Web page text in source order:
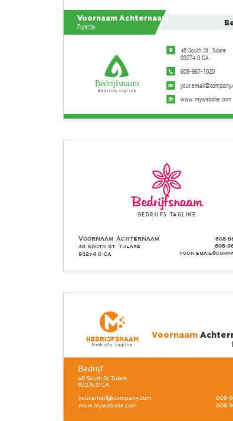
www.mywebsite.com
608-967-1020
48 South St. Tulare
93274.0 CA
Voornaam Achternaam
Functie
Bedrijfsnaam
Bedrijfs tagline
608-
48 South St. Tulare
93274.0 CA
608-
Voornaam Achternaam
Bedrijfsnaam
Bedrijfs tagline
www.mywebsite.com
608-
608-
your.email@company.com
48 South St. Tulare
93274.0 CA
Bedrijf
Voornaam
Bedrijfsnaam
Bedrijfs tagline